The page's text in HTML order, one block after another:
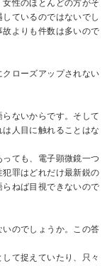
性のほとんどの方がそ
ているのではないでし
よりも件数は多いので
ローズアップされない
ないからです。そして
人目に触れることはな
ても、電子顕微鏡一つ
罪はどれだけ最新鋭の
ねば目視できないので
のでしょうか。この答
て捉えていたり、只々